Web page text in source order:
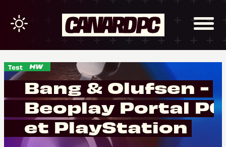
Test
Bang & Olufsen -
Beoplay Portal PC
et PlayStation